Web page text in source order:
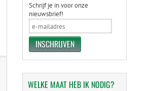
Schrijf je in voor onze
nieuwsbrief!
WELKE MAAT HEB IK NODIG?